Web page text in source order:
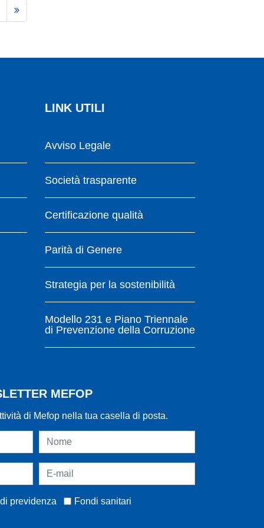
LINK UTILI
Avviso Legale
Società trasparente
Certificazione qualità
Parità di Genere
Strategia per la sostenibilità
Modello 231 e Piano Triennale
di Prevenzione della Corruzione
MEFOP
di Mefop nella tua casella di posta.
previdenza Fondi sanitari